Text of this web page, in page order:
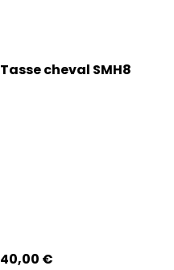
Tasse cheval SMH8
40,00 €